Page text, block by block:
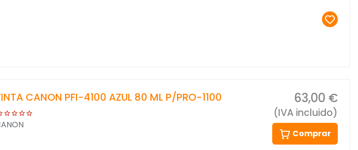
CANON PFI-4100 AZUL 80 ML P/PRO-1100 63,00 €
(IVA incluido)
Comprar